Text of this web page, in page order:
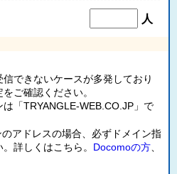
人
できないケースが多発しており
ご確認ください。
は「TRYANGLE-WEB.CO.JP」で
アドレスの場合、必ずドメイン指
詳しくはこちら。 Docomoの方